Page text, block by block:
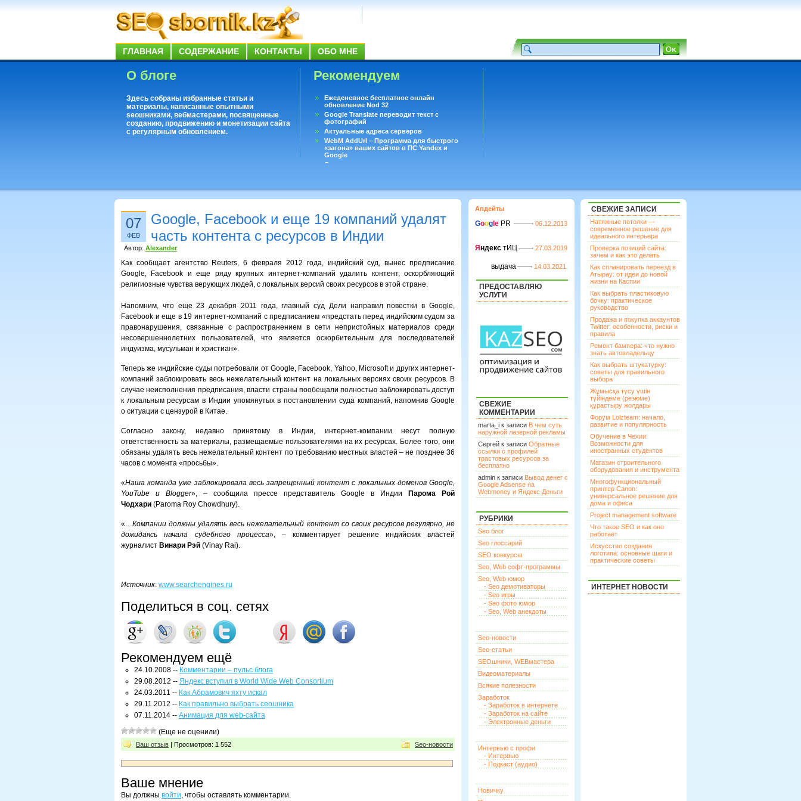
ГЛАВНАЯ СОДЕРЖАНИЕ КОНТАКТЫ ОБО МНЕ
О блоге
Здесь собраны избранные статьи и
материалы, написанные опытными
seoшниками, вебмастерами, посвященные
созданию, продвижению и монетизации сайта
с регулярным обновлением.
Рекомендуем
Ежеденевное бесплатное онлайн
обновление Nod 32
Google Translate переводит текст с
фотографий
Актуальные адреса серверов
WebM AddUrl – Программа для быстрого
«загона» ваших сайтов в ПС Yandex и
Google
Существует вопросы, на которые не может
07
ФЕВ
Google, Facebook и еще 19 компаний удалят
часть контента с ресурсов в Индии
Автор: Alexander
Как сообщает агентство Reuters, 6 февраля 2012 года, индийский суд, вынес предписание
Google, Facebook и еще ряду крупных интернет-компаний удалить контент, оскорбляющий
религиозные чувства верующих людей, с локальных версий своих ресурсов в этой стране.
Напомним, что еще 23 декабря 2011 года, главный суд Дели направил повестки в Google,
Facebook и еще в 19 интернет-компаний с предписанием «предстать перед индийским судом за
правонарушения, связанные с распространением в сети непристойных материалов среди
несовершеннолетних пользователей, что является оскорбительным для последователей
индуизма, мусульман и христиан».
Теперь же индийские суды потребовали от Google, Facebook, Yahoo, Microsoft и других интернет-
компаний заблокировать весь нежелательный контент на локальных версиях своих ресурсов. В
случае неисполнения предписания, власти страны пообещали полностью заблокировать доступ
к локальным ресурсам в Индии упомянутых в постановлении суда компаний, напомнив Google
о ситуации с цензурой в Китае.
Согласно закону, недавно принятому в Индии, интернет-компании несут полную
ответственность за материалы, размещаемые пользователями на их ресурсах. Более того, они
обязаны удалять весь нежелательный контент по требованию местных властей – не позднее 36
часов с момента «просьбы».
«Наша команда уже заблокировала весь запрещенный контент с локальных доменов Google,
YouTube и Blogger», – сообщила прессе представитель Google в Индии
Парома Рой
Чодхари (Paroma Roy Chowdhury).
«…Компании должны удалять весь нежелательный контент со своих ресурсов регулярно, не
дожидаясь начала судебного процесса», – комментирует решение индийских властей
журналист Винари Рэй (Vinay Rai).
Источник: www.searchengines.ru
Поделиться в соц. сетях
Рекомендуем ещё
24.10.2008 -- Комментарии – пульс блога
29.08.2012 -- Яндекс вступил в World Wide Web Consortium
24.03.2011 -- Как Абрамович яхту искал
29.11.2012 -- Как правильно выбрать сеошника
07.11.2014 -- Анимация для web-сайта
(Еще не оценили)
Ваш отзыв | Просмотров: 1 552 Seo-новости
Ваше мнение
Вы должны войти, чтобы оставлять комментарии.
Апдейты
Goog le PR 06.12.2013
Я ндекс тИЦ 27.03.2019
выдача 14.03.2021
ПРЕДОСТАВЛЯЮ
УСЛУГИ
СВЕЖИЕ
КОММЕНТАРИИ
marta_i к записи В чем суть
наружной лазерной рекламы
Сергей к записи Обратные
ссылки с профилей
трастовых ресурсов за
бесплатно
admin к записи Вывод денег с
Google Adsense на
Webmoney и Яндекс Деньги
РУБРИКИ
Seo блог
Seo глоссарий
SEO конкурсы
Seo, Web софт-программы
Seo, Web юмор
- Seo демотиваторы
- Seo игры
- Seo фото юмор
- Seo, Web анекдоты
Seo-новости
Seo-статьи
SEOшники, WEBмастера
Видеоматериалы
Всякие полезности
Заработок
- Заработок в интернете
- Заработок на сайте
- Электронные деньги
Интервью с профи
- Интервью
- Подкаст (аудио)
Новичку
СВЕЖИЕ ЗАПИСИ
Натяжные потолки —
современное решение для
идеального интерьера
Проверка позиций сайта:
зачем и как это делать
Как спланировать переезд в
Атырау: от идеи до новой
жизни на Каспии
Как выбрать пластиковую
бочку: практическое
руководство
Продажа и покупка аккаунтов
Twitter: особенности, риски и
правила
Ремонт бампера: что нужно
знать автовладельцу
Как выбрать штукатурку:
советы для правильного
выбора
Жұмысқа түсу үшін
түйіндеме (резюме)
құрастыру жолдары
Форум Lolzteam: начало,
развитие и популярность
Обучение в Чехии:
Возможности для
иностранных студентов
Магазин строительного
оборудования и инструмента
Многофункциональный
принтер Canon:
универсальное решение для
дома и офиса
Project management software
Что такое SEO и как оно
работает
Искусство создания
логотипа: основные шаги и
практические советы
ИНТЕРНЕТ НОВОСТИ